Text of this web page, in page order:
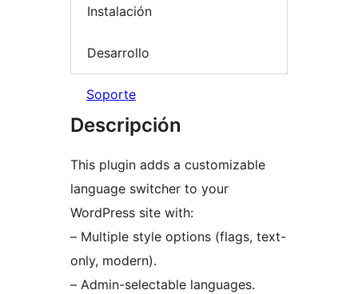
Instalación
Desarrollo
Soporte
Descripción
This plugin adds a customizable
language switcher to your
WordPress site with:
– Multiple style options (flags, text-
only, modern).
– Admin-selectable languages.